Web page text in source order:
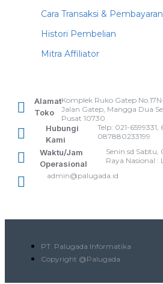
Cara Transaksi & Pembayaran
Histori Pembelian
Mitra Affiliator
Alamat
Toko
Komplek Ruko Gatep
Jalan Gatep, Mangga Dua
Pusat 10730
Hubungi
Kami
Telp: 021-
087880233199
Waktu/Jam
Operasional
Senin sd
Raya Nasional :
admin@palugada.id
PT. Palugada Informatika
Copyright @Palugada